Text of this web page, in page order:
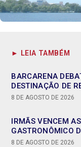
► LEIA TAMBÉM
BARCARENA
DESTINAÇÃO DE
8 DE AGOSTO DE 2026
IRMÃS VENCEM
GASTRONÔMICO
8 DE AGOSTO DE 2026